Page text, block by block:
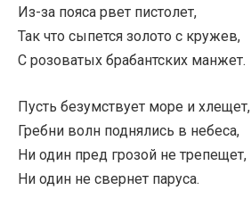
Из-за пояса рвет пистолет,
Так что сыпется золото с кружев,
С розоватых брабантских манжет.
Пусть безумствует море и хлещет,
Гребни волн поднялись в небеса,
Ни один пред грозой не трепещет,
Ни один не свернет паруса.